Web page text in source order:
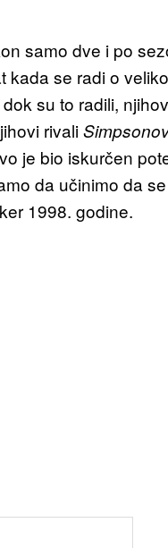
samo dve i po
kada se radi o
dok su to radili,
rivali
je bio iskurčen
da učinimo da
1998. godine.